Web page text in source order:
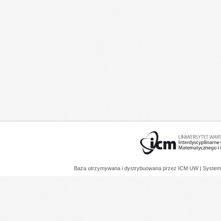
Baza utrzymywana i dystrybuowana przez ICM UW |